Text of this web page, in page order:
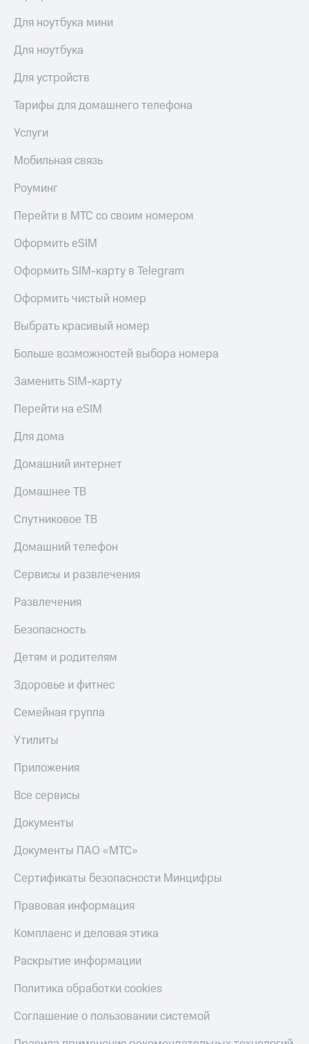
Для ноутбука мини
Для ноутбука
Для устройств
Тарифы для домашнего телефона
Услуги
Мобильная связь
Роуминг
Перейти в МТС со своим номером
Оформить eSIM
Оформить SIM-карту в Telegram
Оформить чистый номер
Выбрать красивый номер
Больше возможностей выбора номера
Заменить SIM-карту
Перейти на eSIM
Для дома
Домашний интернет
Домашнее ТВ
Спутниковое ТВ
Домашний телефон
Сервисы и развлечения
Развлечения
Безопасность
Детям и родителям
Здоровье и фитнес
Семейная группа
Утилиты
Приложения
Все сервисы
Документы
Документы ПАО «МТС»
Сертификаты безопасности Минцифры
Правовая информация
Комплаенс и деловая этика
Раскрытие информации
Политика обработки cookies
Соглашение о пользовании системой